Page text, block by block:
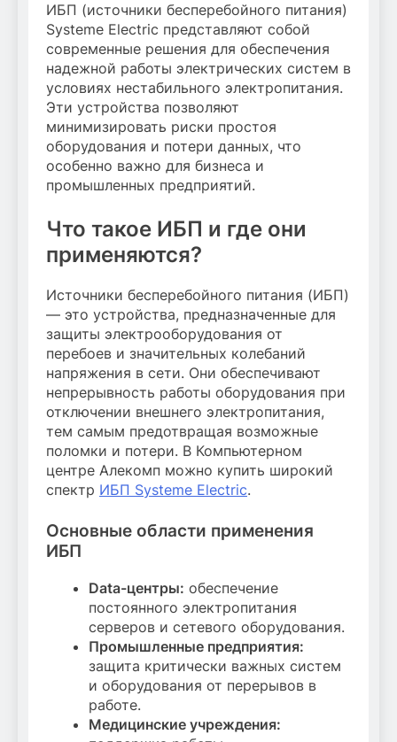
ИБП (источники бесперебойного питания)
Systeme Electric представляют собой
современные решения для обеспечения
надежной работы электрических систем в
условиях нестабильного электропитания.
Эти устройства позволяют
минимизировать риски простоя
оборудования и потери данных, что
особенно важно для бизнеса и
промышленных предприятий.
Что такое ИБП и где они
применяются?
Источники бесперебойного питания (ИБП)
— это устройства, предназначенные для
защиты электрооборудования от
перебоев и значительных колебаний
напряжения в сети. Они обеспечивают
непрерывность работы оборудования при
отключении внешнего электропитания,
тем самым предотвращая возможные
поломки и потери. В Компьютерном
центре Алекомп можно купить широкий
спектр ИБП Systeme Electric.
Основные области применения
ИБП
Data-центры: обеспечение
постоянного электропитания
серверов и сетевого оборудования.
Промышленные предприятия:
защита критически важных систем
и оборудования от перерывов в
работе.
Медицинские учреждения: